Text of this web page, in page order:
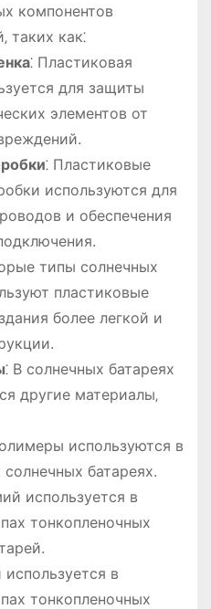
компонентов
таких как⁚
⁚ Пластиковая
для защиты
элементов от
⁚ Пластиковые
используются для
и обеспечения
типы солнечных
пластиковые
более легкой и
⁚ В солнечных батареях
другие материалы‚
используются в
солнечных батареях.
используется в
тонкопленочных
используется в
тонкопленочных